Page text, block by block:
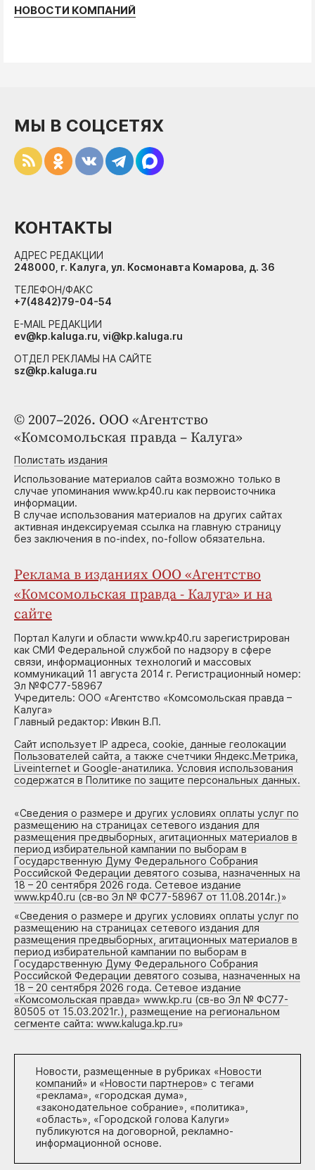
НОВОСТИ КОМПАНИЙ
© 2007–2026. ООО «Агентство
«Комсомольская правда – Калуга»
Полистать издания
Использование материалов сайта возможно только в
случае упоминания www.kp40.ru как первоисточника
информации.
В случае использования материалов на других сайтах
активная индексируемая ссылка на главную страницу
без заключения в no-index, no-follow обязательна.
Реклама в изданиях ООО «Агентство
«Комсомольская правда - Калуга» и на
сайте
Портал Калуги и области www.kp40.ru зарегистрирован
как СМИ Федеральной службой по надзору в сфере
связи, информационных технологий и массовых
коммуникаций 11 августа 2014 г. Регистрационный номер:
Эл №ФС77-58967
Учредитель: ООО «Агентство «Комсомольская правда –
Калуга»
Главный редактор: Ивкин В.П.
Сайт использует IP адреса, cookie, данные геолокации
Пользователей сайта, а также счетчики Яндекс.Метрика,
Liveinternet и Google-анатилика. Условия использования
содержатся в Политике по защите персональных данных.
«Сведения о размере и других условиях оплаты услуг по
размещению на страницах сетевого издания для
размещения предвыборных, агитационных материалов в
период избирательной кампании по выборам в
Государственную Думу Федерального Собрания
Российской Федерации девятого созыва, назначенных на
18 – 20 сентября 2026 года. Сетевое издание
www.kp40.ru (св-во Эл № ФС77-58967 от 11.08.2014г.)»
«Сведения о размере и других условиях оплаты услуг по
размещению на страницах сетевого издания для
размещения предвыборных, агитационных материалов в
период избирательной кампании по выборам в
Государственную Думу Федерального Собрания
Российской Федерации девятого созыва, назначенных на
18 – 20 сентября 2026 года. Сетевое издание
«Комсомольская правда» www.kp.ru (св-во Эл № ФС77-
80505 от 15.03.2021г.), размещение на региональном
сегменте сайта: www.kaluga.kp.ru»
Новости, размещенные в рубриках «Новости
компаний» и «Новости партнеров» с тегами
«реклама», «городская дума»,
«законодательное собрание», «политика»,
«область», «Городской голова Калуги»
публикуются на договорной, рекламно-
информационной основе.
МЫ В СОЦСЕТЯХ
КОНТАКТЫ
АДРЕС РЕДАКЦИИ
248000, г. Калуга, ул. Космонавта Комарова, д. 36
ТЕЛЕФОН/ФАКС
+7(4842)79-04-54
E-MAIL РЕДАКЦИИ
ev@kp.kaluga.ru, vi@kp.kaluga.ru
ОТДЕЛ РЕКЛАМЫ НА САЙТЕ
sz@kp.kaluga.ru